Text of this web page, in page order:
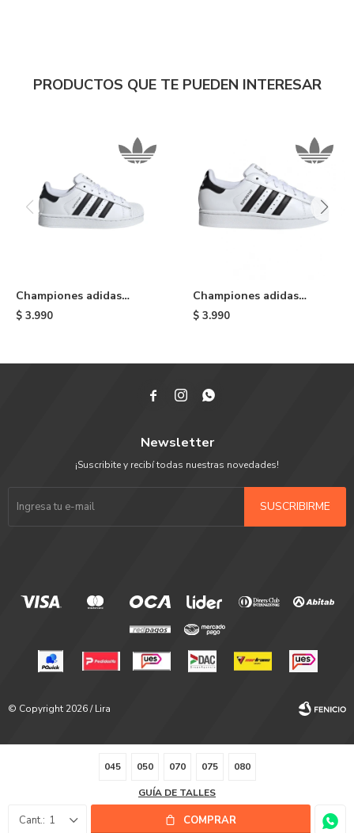
045 050 070 075 080
GUÍA DE TALLES
1 COMPRAR
PRODUCTOS QUE TE PUEDEN INTERESAR
Championes adidas
Superstar II de niño -
$ 3.990
Championes adidas
Superstar II de niño -
$ 3.990
  
Newsletter
¡Suscribite y recibí todas nuestras novedades!
SUSCRIBIRME
© Copyright 2026 / Lira
Fenicio